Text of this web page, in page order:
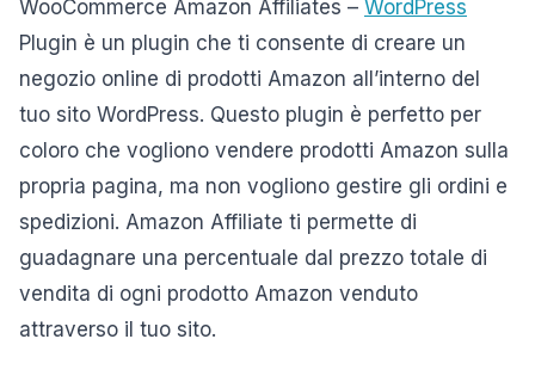
WooCommerce Amazon Affiliates – WordPress
Plugin è un plugin che ti consente di creare un
negozio online di prodotti Amazon all’interno del
tuo sito WordPress. Questo plugin è perfetto per
coloro che vogliono vendere prodotti Amazon sulla
propria pagina, ma non vogliono gestire gli ordini e
spedizioni. Amazon Affiliate ti permette di
guadagnare una percentuale dal prezzo totale di
vendita di ogni prodotto Amazon venduto
attraverso il tuo sito.